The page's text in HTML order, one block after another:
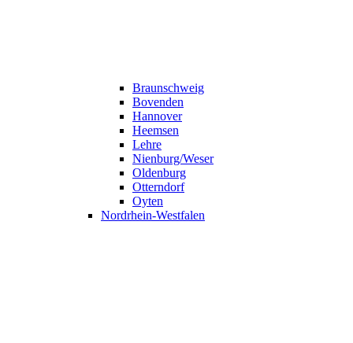
Braunschweig
Bovenden
Hannover
Heemsen
Lehre
Nienburg/Weser
Oldenburg
Otterndorf
Oyten
Nordrhein-Westfalen